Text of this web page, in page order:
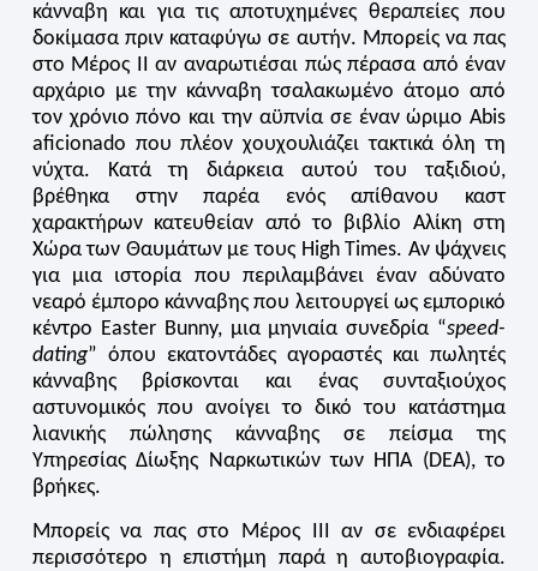
κάνναβη και για τις αποτυχημένες θεραπείες που
δοκίμασα πριν καταφύγω σε αυτήν. Μπορείς να πας
στο Μέρος II αν αναρωτιέσαι πώς πέρασα από έναν
αρχάριο με την κάνναβη τσαλακωμένο άτομο από
τον χρόνιο πόνο και την αϋπνία σε έναν ώριμο Abis
aficionado που πλέον χουχουλιάζει τακτικά όλη τη
νύχτα. Κατά τη διάρκεια αυτού του ταξιδιού,
βρέθηκα στην παρέα ενός απίθανου καστ
χαρακτήρων κατευθείαν από το βιβλίο Αλίκη στη
Χώρα των Θαυμάτων με τους High Times. Αν ψάχνεις
για μια ιστορία που περιλαμβάνει έναν αδύνατο
νεαρό έμπορο κάνναβης που λειτουργεί ως εμπορικό
κέντρο Easter Bunny, μια μηνιαία συνεδρία “speed-
dating” όπου εκατοντάδες αγοραστές και πωλητές
κάνναβης βρίσκονται και ένας συνταξιούχος
αστυνομικός που ανοίγει το δικό του κατάστημα
λιανικής πώλησης κάνναβης σε πείσμα της
Υπηρεσίας Δίωξης Ναρκωτικών των ΗΠΑ (DEA), το
βρήκες.
Μπορείς να πας στο Μέρος III αν σε ενδιαφέρει
περισσότερο η επιστήμη παρά η αυτοβιογραφία.